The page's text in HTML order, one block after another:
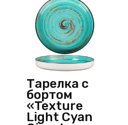
(Турция)
Тарелка с
бортом
«Texture
Light Cyan